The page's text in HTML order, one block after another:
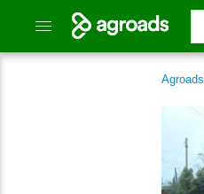
Agroads